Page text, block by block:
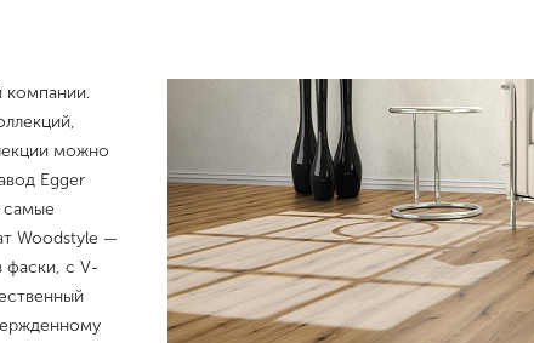
компании.
можно
Egger
самые
Woodstyle —
фаски, с V-